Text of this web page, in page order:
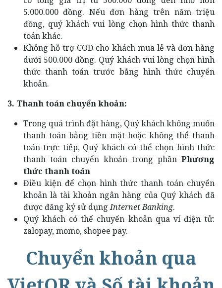
5.000.000 đồng. Nếu đơn hàng trên năm triệu
đồng, quý khách vui lòng chọn hình thức thanh
toán khác.
Không hỗ trợ COD cho khách mua lẻ và đơn hàng
dưới 500.000 đồng. Quý khách vui lòng chọn hình
thức thanh toán trước bằng hình thức chuyển
khoản.
3. Thanh toán chuyển khoản:
Trong quá trình đặt hàng, Quý khách không muốn
thanh toán bằng tiền mặt hoặc không thể thanh
toán trực tiếp, Quý khách có thể chọn hình thức
thanh toán chuyển khoản trong phần Phương
thức thanh toán
Điều kiện để chọn hình thức thanh toán chuyển
khoản là tài khoản ngân hàng của Quý khách đã
được đăng ký sử dụngInternet Banking.
Quý khách có thể chuyển khoản qua ví điện tử:
zalopay, momo, shopee pay.
Chuyển khoản qua